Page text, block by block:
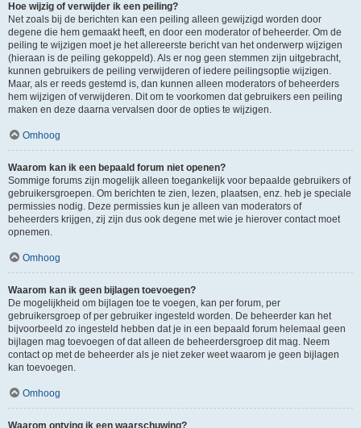
Hoe wijzig of verwijder ik een peiling?
Net zoals bij de berichten kan een peiling alleen gewijzigd worden door
degene die hem gemaakt heeft, en door een moderator of beheerder. Om de
peiling te wijzigen moet je het allereerste bericht van het onderwerp wijzigen
(hieraan is de peiling gekoppeld). Als er nog geen stemmen zijn uitgebracht,
kunnen gebruikers de peiling verwijderen of iedere peilingsoptie wijzigen.
Maar, als er reeds gestemd is, dan kunnen alleen moderators of beheerders
hem wijzigen of verwijderen. Dit om te voorkomen dat gebruikers een peiling
maken en deze daarna vervalsen door de opties te wijzigen.
Omhoog
Waarom kan ik een bepaald forum niet openen?
Sommige forums zijn mogelijk alleen toegankelijk voor bepaalde gebruikers of
gebruikersgroepen. Om berichten te zien, lezen, plaatsen, enz. heb je speciale
permissies nodig. Deze permissies kun je alleen van moderators of
beheerders krijgen, zij zijn dus ook degene met wie je hierover contact moet
opnemen.
Omhoog
Waarom kan ik geen bijlagen toevoegen?
De mogelijkheid om bijlagen toe te voegen, kan per forum, per
gebruikersgroep of per gebruiker ingesteld worden. De beheerder kan het
bijvoorbeeld zo ingesteld hebben dat je in een bepaald forum helemaal geen
bijlagen mag toevoegen of dat alleen de beheerdersgroep dit mag. Neem
contact op met de beheerder als je niet zeker weet waarom je geen bijlagen
kan toevoegen.
Omhoog